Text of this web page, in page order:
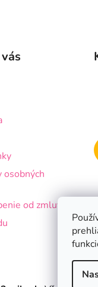
osobných
od zmluvy